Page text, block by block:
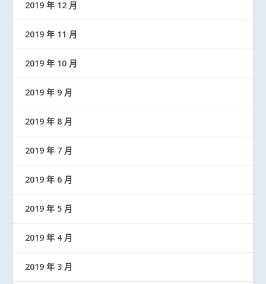
2019 年 12 月
2019 年 11 月
2019 年 10 月
2019 年 9 月
2019 年 8 月
2019 年 7 月
2019 年 6 月
2019 年 5 月
2019 年 4 月
2019 年 3 月